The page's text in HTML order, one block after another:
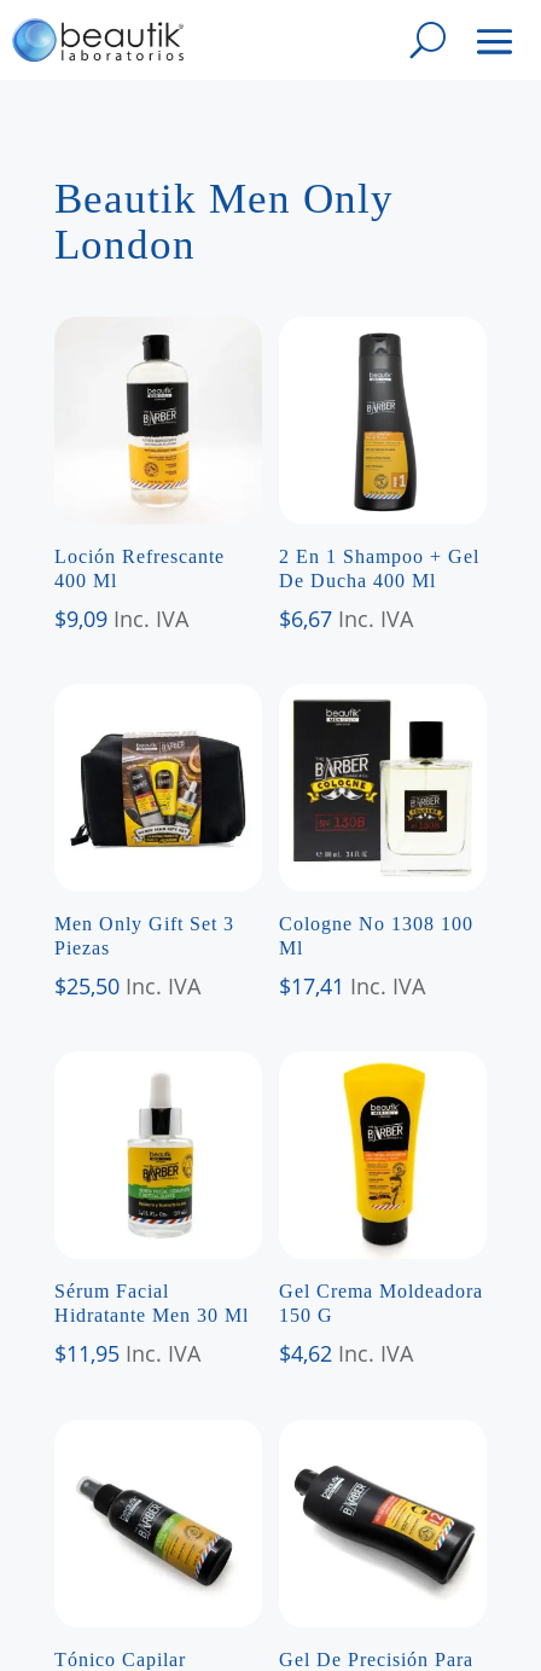
Beautik Men Only
London
Loción Refrescante
400 Ml
$9,09 Inc. IVA
2 En 1 Shampoo + Gel
De Ducha 400 Ml
$6,67 Inc. IVA
Men Only Gift Set 3
Piezas
$25,50 Inc. IVA
Cologne No 1308 100
Ml
$17,41 Inc. IVA
Sérum Facial
Hidratante Men 30 Ml
$11,95 Inc. IVA
Gel Crema Moldeadora
150 G
$4,62 Inc. IVA
Tónico Capilar
Gel De Precisión Para